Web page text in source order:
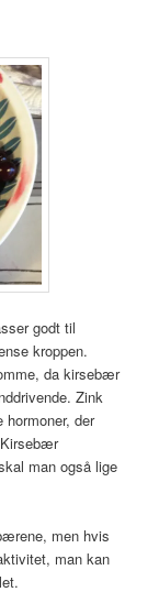
godt til
kroppen.
da kirsebær
Zink
der
man også lige
men hvis
man kan